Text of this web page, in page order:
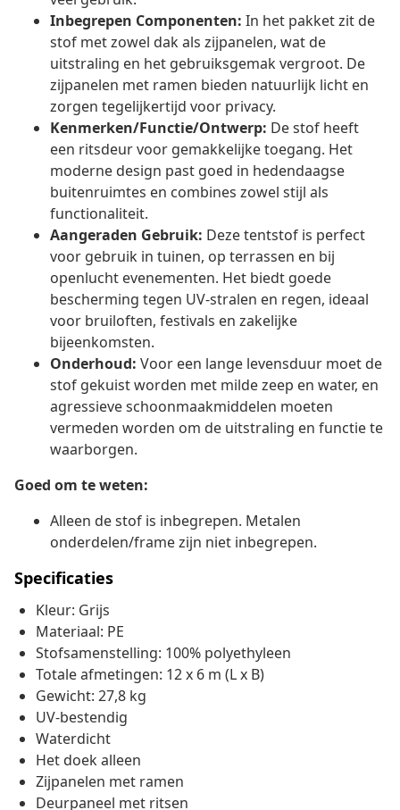
Inbegrepen Componenten: In het pakket zit de
stof met zowel dak als zijpanelen, wat de
uitstraling en het gebruiksgemak vergroot. De
zijpanelen met ramen bieden natuurlijk licht en
zorgen tegelijkertijd voor privacy.
Kenmerken/Functie/Ontwerp: De stof heeft
een ritsdeur voor gemakkelijke toegang. Het
moderne design past goed in hedendaagse
buitenruimtes en combines zowel stijl als
functionaliteit.
Aangeraden Gebruik: Deze tentstof is perfect
voor gebruik in tuinen, op terrassen en bij
openlucht evenementen. Het biedt goede
bescherming tegen UV-stralen en regen, ideaal
voor bruiloften, festivals en zakelijke
bijeenkomsten.
Onderhoud: Voor een lange levensduur moet de
stof gekuist worden met milde zeep en water, en
agressieve schoonmaakmiddelen moeten
vermeden worden om de uitstraling en functie te
waarborgen.
Goed om te weten:
Alleen de stof is inbegrepen. Metalen
onderdelen/frame zijn niet inbegrepen.
Specificaties
Kleur: Grijs
Materiaal: PE
Stofsamenstelling: 100% polyethyleen
Totale afmetingen: 12 x 6 m (L x B)
Gewicht: 27,8 kg
UV-bestendig
Waterdicht
Het doek alleen
Zijpanelen met ramen
Deurpaneel met ritsen